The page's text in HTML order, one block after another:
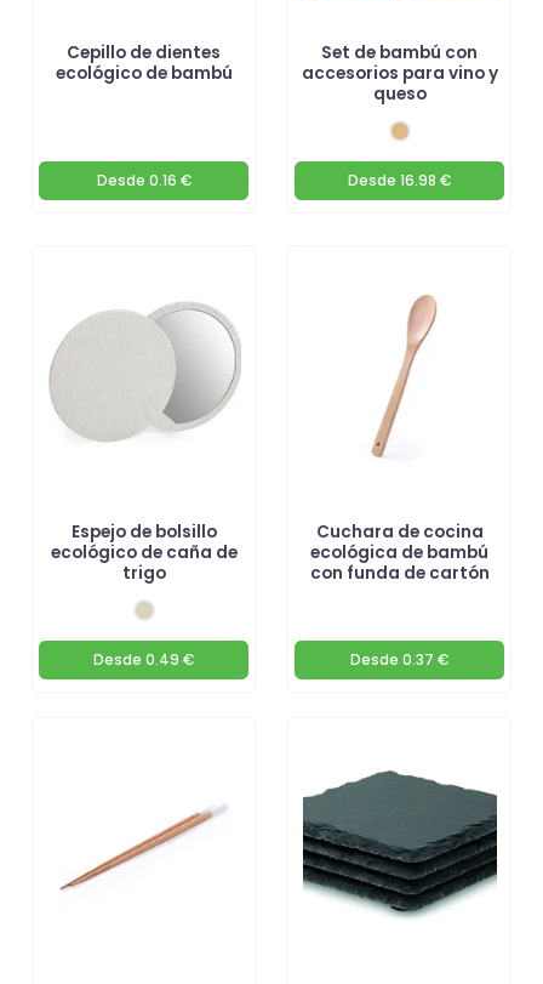
Cepillo de dientes
ecológico de bambú
Desde 0.16 €
Set de bambú con
accesorios para vino y
queso
Desde 16.98 €
Espejo de bolsillo
ecológico de caña de
trigo
Desde 0.49 €
Cuchara de cocina
ecológica de bambú
con funda de cartón
Desde 0.37 €